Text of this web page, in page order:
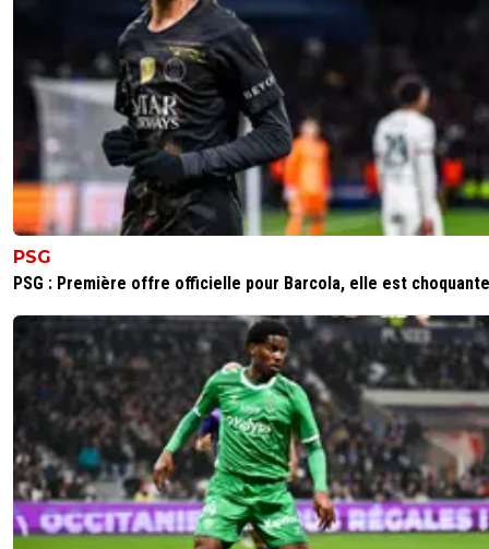
PSG
PSG : Première offre officielle pour Barcola, elle est choquante